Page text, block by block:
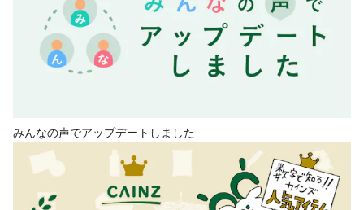
みんなの声でアップデートしました